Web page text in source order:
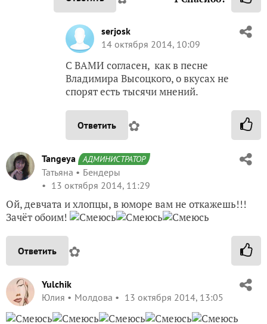
serjosk
14 октября 2014, 10:09
С ВАМИ согласен, как в песне
Владимира Высоцкого, о вкусах не
спорят есть тысячи мнений.
Ответить ✿
Tangeya АДМИНИСТРАТОР
Татьяна
Бендеры
13 октября 2014, 11:29
Ой, девчата и хлопцы, в юморе вам не откажешь!!!
Зачёт обоим!
Ответить ✿
Yulchik
Юлия
Молдова 13 октября 2014, 13:05